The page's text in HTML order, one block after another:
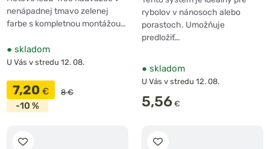
nenápadnej tmavo zelenej
farbe s kompletnou montážou…
● skladom
U Vás v stredu 12. 08.
7,20 € 8 €
-10 %
rybolov v nánosoch alebo
porastoch. Umožňuje
predložiť…
● skladom
U Vás v stredu 12. 08.
5,56 €